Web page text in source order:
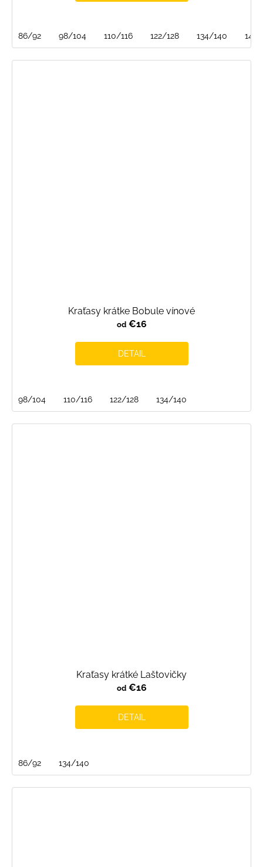
86/92 98/104 110/116 122/128 134/140 146/
Kraťasy krátke Bobule vínové
od€16
DETAIL
98/104 110/116 122/128 134/140
Kraťasy krátké Laštovičky
od€16
DETAIL
86/92 134/140